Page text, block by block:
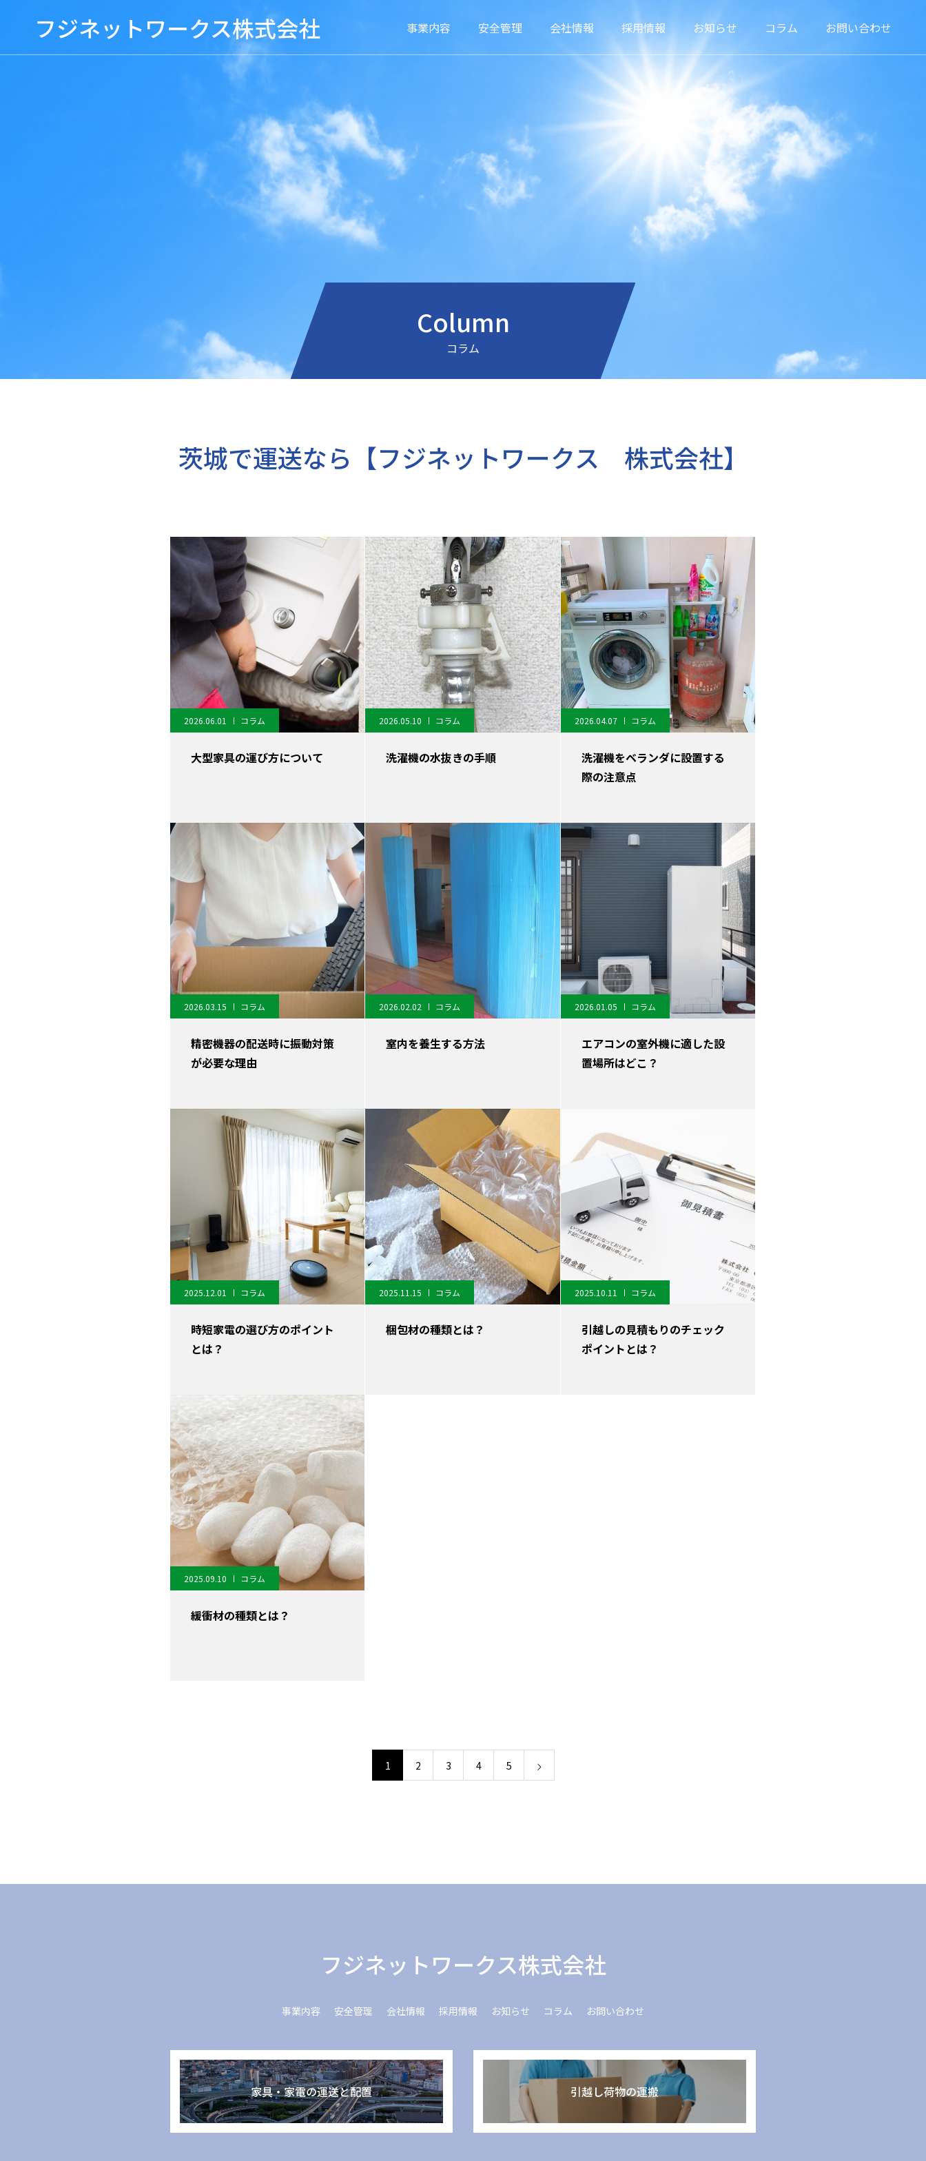
フジネットワークス株式会社 事業内容 安全管理 会社情報 採用情報 お知らせ コラム お問い合わせ
Column
コラム
茨城で運送なら【フジネットワークス 株式会社】
2026.06.01 コラム
大型家具の運び方について
2026.05.10 コラム
洗濯機の水抜きの手順
2026.04.07 コラム
洗濯機をベランダに設置する
際の注意点
2026.03.15 コラム
精密機器の配送時に振動対策
が必要な理由
2026.02.02 コラム
室内を養生する方法
2026.01.05 コラム
エアコンの室外機に適した設
置場所はどこ？
2025.12.01 コラム
時短家電の選び方のポイント
とは？
2025.11.15 コラム
梱包材の種類とは？
2025.10.11 コラム
引越しの見積もりのチェック
ポイントとは？
2025.09.10 コラム
緩衝材の種類とは？
1 2 3 4 5
フジネットワークス株式会社
事業内容 安全管理 会社情報 採用情報 お知らせ コラム お問い合わせ
家具・家電の運送と配置 引越し荷物の運搬